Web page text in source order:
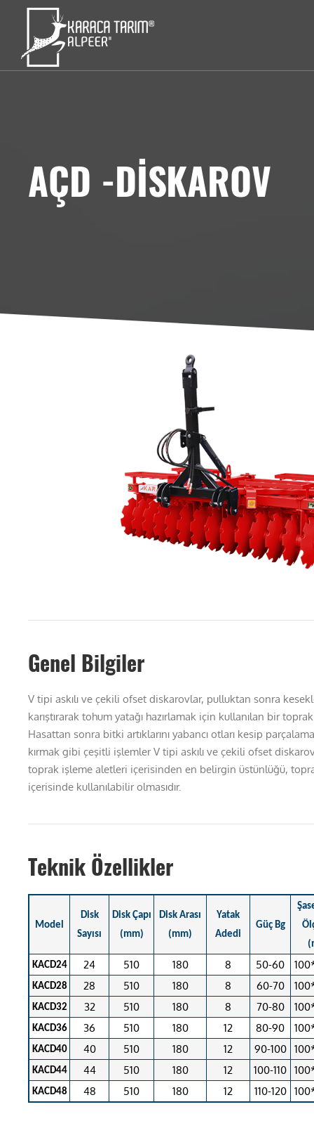
AÇD -DİSKAROV
Genel Bilgiler
V tipi askılı ve çekili ofset diskarovlar, pulluktan sonra
karıştırarak tohum yatağı hazırlamak için kullanılan bir
Hasattan sonra bitki artıklarını yabancı otları kesip
kırmak gibi çeşitli işlemler V tipi askılı ve çekili ofset
toprak işleme aletleri içerisinden en belirgin üstünlüğü,
içerisinde kullanılabilir olmasıdır.
Teknik Özellikler
Model
Disk
Sayısı
Disk Çapı
(mm)
Disk Arası
(mm)
Yatak
Adedi
Güç Bg
KACD24
24 510 180 8 50-60
KACD28 28 510 180 8 60-70
KACD32 32 510 180 8 70-80
KACD36 36 510 180 12 80-90
KACD40 40 510 180 12 90-100
KACD44 44 510 180 12 100-110
KACD48 48 510 180 12 110-120